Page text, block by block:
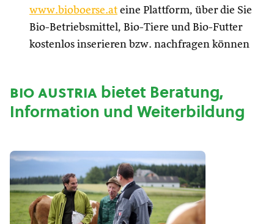
www.bioboerse.at eine Plattform, über die Sie
Bio-Betriebsmittel, Bio-Tiere und Bio-Futter
kostenlos inserieren bzw. nachfragen können
bio austriabietet Beratung,
Information und Weiterbildung